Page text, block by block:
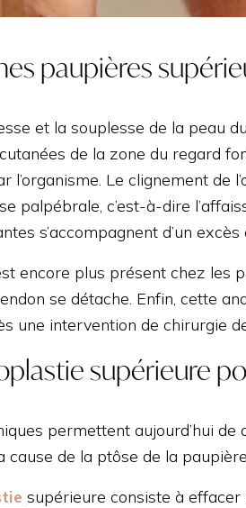
paupières
et la souplesse de la peau
de la zone du regard
l’organisme. Le clignement
palpébrale, c’est-à-dire
s’accompagnent d’un
encore plus présent chez les
se détache. Enfin, cette
une intervention de chirurgie
supérieure
permettent aujourd’hui
cause de la ptôse de la
supérieure consiste à